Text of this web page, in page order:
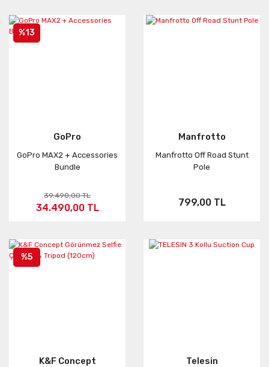
%13
GoPro
GoPro MAX2 + Accessories
Bundle
39.490,00 TL
34.490,00 TL
Manfrotto
Manfrotto Off Road Stunt
Pole
799,00 TL
%5
K&F Concept Telesin